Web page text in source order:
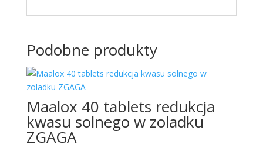
Podobne produkty
Maalox 40 tablets redukcja
kwasu solnego w zoladku
ZGAGA